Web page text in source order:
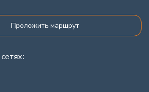
Проложить маршрут